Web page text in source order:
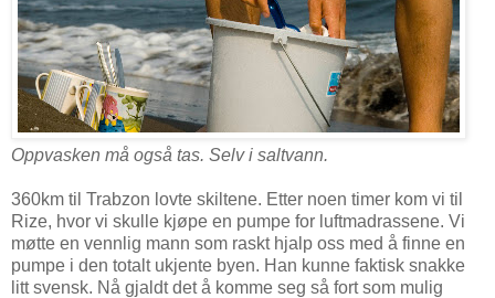
Oppvasken må også tas. Selv i saltvann.
360km til Trabzon lovte skiltene. Etter noen timer kom vi til
Rize, hvor vi skulle kjøpe en pumpe for luftmadrassene. Vi
møtte en vennlig mann som raskt hjalp oss med å finne en
pumpe i den totalt ukjente byen. Han kunne faktisk snakke
litt svensk. Nå gjaldt det å komme seg så fort som mulig